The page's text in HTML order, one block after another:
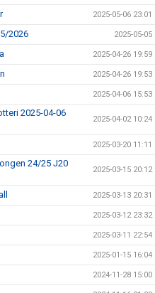
2025-05-06 23:01
2026 2025-05-05
2025-04-26 19:59
2025-04-26 19:53
2025-04-06 15:53
2025-04-06
2025-04-02 10:24
2025-03-20 11:11
24/25 J20
2025-03-15 20:12
2025-03-13 20:31
2025-03-12 23:32
2025-03-11 22:54
2025-01-15 16:04
2024-11-28 15:00